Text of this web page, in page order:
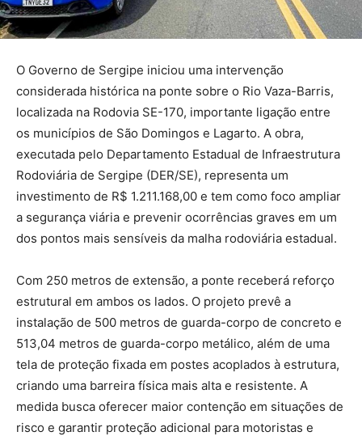
O Governo de Sergipe iniciou uma intervenção
considerada histórica na ponte sobre o Rio Vaza-Barris,
localizada na Rodovia SE-170, importante ligação entre
os municípios de São Domingos e Lagarto. A obra,
executada pelo Departamento Estadual de Infraestrutura
Rodoviária de Sergipe (DER/SE), representa um
investimento de R$ 1.211.168,00 e tem como foco ampliar
a segurança viária e prevenir ocorrências graves em um
dos pontos mais sensíveis da malha rodoviária estadual.
Com 250 metros de extensão, a ponte receberá reforço
estrutural em ambos os lados. O projeto prevê a
instalação de 500 metros de guarda-corpo de concreto e
513,04 metros de guarda-corpo metálico, além de uma
tela de proteção fixada em postes acoplados à estrutura,
criando uma barreira física mais alta e resistente. A
medida busca oferecer maior contenção em situações de
risco e garantir proteção adicional para motoristas e